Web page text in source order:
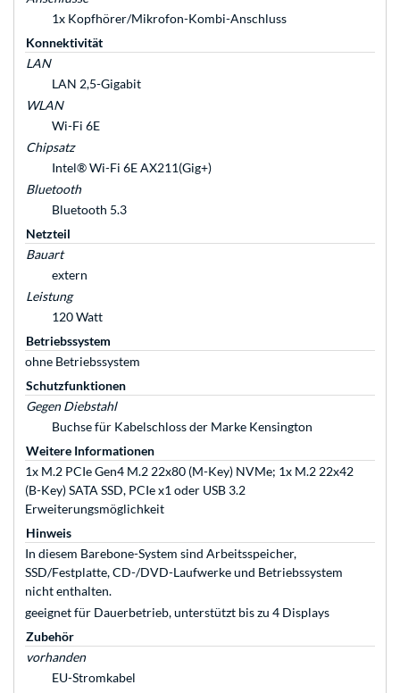
1x Kopfhörer/Mikrofon-Kombi-Anschluss
Konnektivität
LAN
LAN 2,5-Gigabit
WLAN
Wi-Fi 6E
Chipsatz
Intel® Wi-Fi 6E AX211(Gig+)
Bluetooth
Bluetooth 5.3
Netzteil
Bauart
extern
Leistung
120 Watt
Betriebssystem
ohne Betriebssystem
Schutzfunktionen
Gegen Diebstahl
Buchse für Kabelschloss der Marke Kensington
Weitere Informationen
1x M.2 PCIe Gen4 M.2 22x80 (M-Key) NVMe; 1x M.2 22x42
(B-Key) SATA SSD, PCIe x1 oder USB 3.2
Erweiterungsmöglichkeit
Hinweis
In diesem Barebone-System sind Arbeitsspeicher,
SSD/Festplatte, CD-/DVD-Laufwerke und Betriebssystem
nicht enthalten.
geeignet für Dauerbetrieb, unterstützt bis zu 4 Displays
Zubehör
vorhanden
EU-Stromkabel